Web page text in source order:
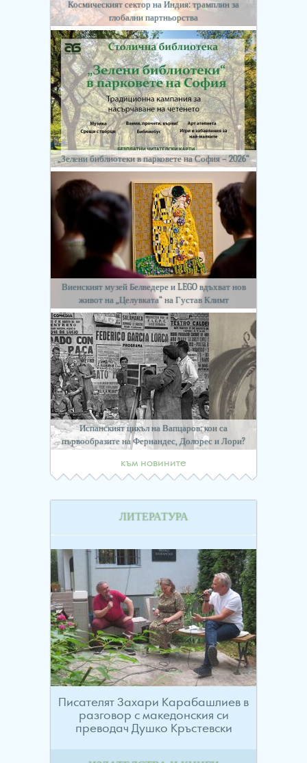
Космическият сектор на Индия: трамплин за
глобални партньорства
„Зелени библиотеки в парковете на София – 2026“
Виенският музей Белведере и LEGO вдъхват нов
живот на „Целувката“ на Густав Климт
Испанският цикъл на Вапцаров: кои са
първообразите на Фернандес, Долорес и Лори?
към новините
ЛИТЕРАТУРА
Писателят Захари Карабашлиев в
разговор с македонския си
преводач Душко Кръстевски